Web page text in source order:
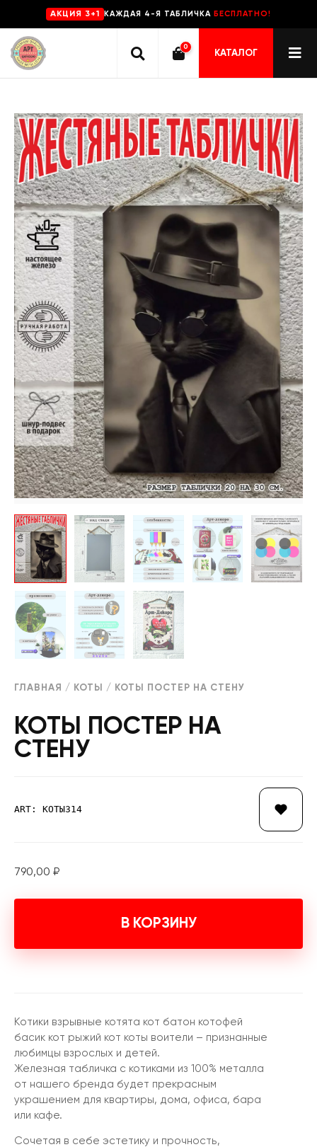
AKЦИЯ 3+1 КАЖДАЯ 4-Я ТАБЛИЧКА БЕСПЛАТНО!
0
КАТАЛОГ
ГЛАВНАЯ / КОТЫ / КОТЫ ПОСТЕР НА СТЕНУ
КОТЫ ПОСТЕР НА
СТЕНУ
ART: КОТЫ314
790,00 ₽
В КОРЗИНУ
Котики взрывные котята кот батон котофей
басик кот рыжий кот коты воители – признанные
любимцы взрослых и детей.
Железная табличка с котиками из 100% металла
от нашего бренда будет прекрасным
украшением для квартиры, дома, офиса, бара
или кафе.
Сочетая в себе эстетику и прочность,